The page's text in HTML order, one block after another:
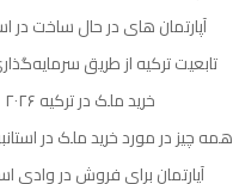
آپارتمان های در حال ساخت در
تابعیت ترکیه از طریق
خرید ملک در ترکیه ۲۰۲۶
همه چیز در مورد خرید ملک در
آپارتمان برای فروش در وادی